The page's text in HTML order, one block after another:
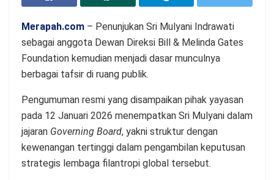
Merapah.com – Penunjukan Sri Mulyani Indrawati
sebagai anggota Dewan Direksi Bill & Melinda Gates
Foundation kemudian menjadi dasar munculnya
berbagai tafsir di ruang publik.
Pengumuman resmi yang disampaikan pihak yayasan
pada 12 Januari 2026 menempatkan Sri Mulyani dalam
jajaran Governing Board, yakni struktur dengan
kewenangan tertinggi dalam pengambilan keputusan
strategis lembaga filantropi global tersebut.